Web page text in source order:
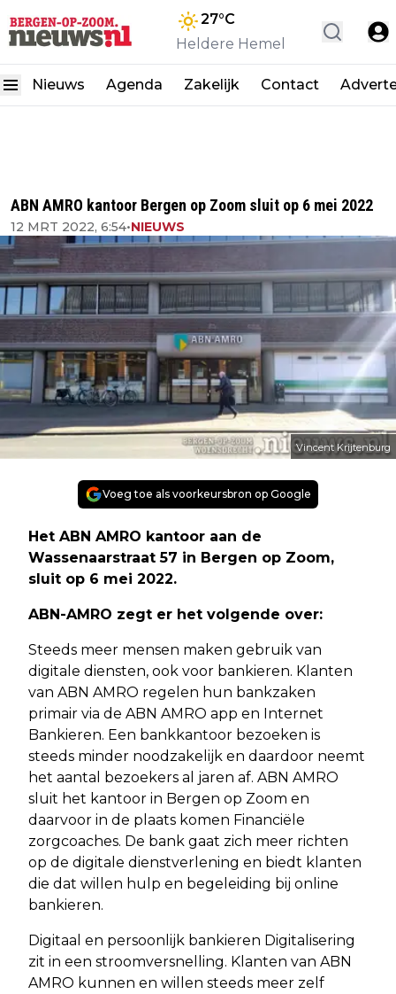
27°C
Heldere Hemel
Nieuws Agenda Zakelijk Contact
ABN AMRO kantoor Bergen op Zoom sluit op 6 mei 2022
12 MRT 2022, 6:54•NIEUWS
Vincent Krijtenburg
Voeg toe als voorkeursbron op Google
Het ABN AMRO kantoor aan de
Wassenaarstraat 57 in Bergen op Zoom,
sluit op 6 mei 2022.
ABN-AMRO zegt er het volgende over:
Steeds meer mensen maken gebruik van
digitale diensten, ook voor bankieren. Klanten
van ABN AMRO regelen hun bankzaken
primair via de ABN AMRO app en Internet
Bankieren. Een bankkantoor bezoeken is
steeds minder noodzakelijk en daardoor neemt
het aantal bezoekers al jaren af. ABN AMRO
sluit het kantoor in Bergen op Zoom en
daarvoor in de plaats komen Financiële
zorgcoaches. De bank gaat zich meer richten
op de digitale dienstverlening en biedt klanten
die dat willen hulp en begeleiding bij online
bankieren.
Digitaal en persoonlijk bankieren Digitalisering
zit in een stroomversnelling. Klanten van ABN
AMRO kunnen en willen steeds meer zelf